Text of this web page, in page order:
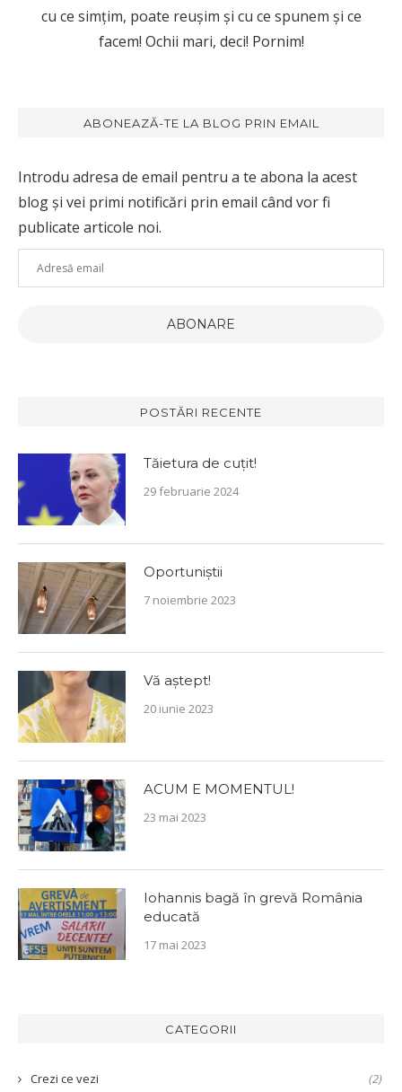
cu ce simțim, poate reușim și cu ce spunem și ce
facem! Ochii mari, deci! Pornim!
ABONEAZĂ-TE LA BLOG PRIN EMAIL
Introdu adresa de email pentru a te abona la acest
blog și vei primi notificări prin email când vor fi
publicate articole noi.
Adresă
email
ABONARE
POSTĂRI RECENTE
Tăietura de cuțit!
29 februarie 2024
Oportuniștii
7 noiembrie 2023
Vă aștept!
20 iunie 2023
ACUM E MOMENTUL!
23 mai 2023
Iohannis bagă în grevă România
educată
17 mai 2023
CATEGORII
Crezi ce vezi (2)